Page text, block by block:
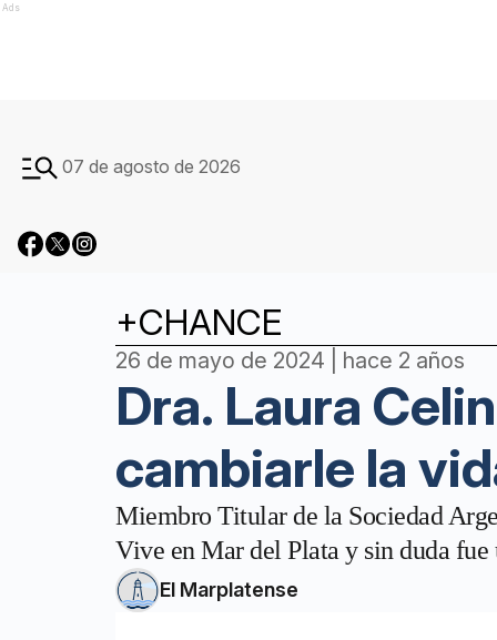
Ads
07 de agosto de 2026
+CHANCE
26 de mayo de 2024 | hace 2 años
Dra. Laura
cambiarle la
Miembro Titular de la Sociedad
Vive en Mar del Plata y sin duda
El Marplatense